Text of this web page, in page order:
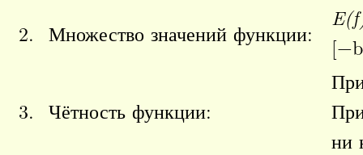
2. Множество значений функции:
[−b
3. Чётность функции:
ни